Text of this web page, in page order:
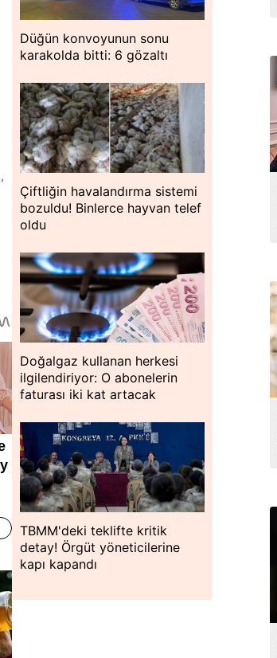
,
Düğün konvoyunun sonu
karakolda bitti: 6 gözaltı
Çiftliğin havalandırma sistemi
bozuldu! Binlerce hayvan telef
oldu
Doğalgaz kullanan herkesi
ilgilendiriyor: O abonelerin
faturası iki kat artacak
TBMM'deki teklifte kritik
detay! Örgüt yöneticilerine
kapı kapandı